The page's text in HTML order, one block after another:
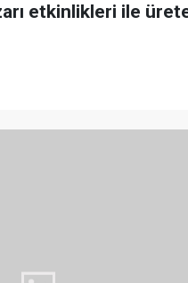
etkinlikleri ile